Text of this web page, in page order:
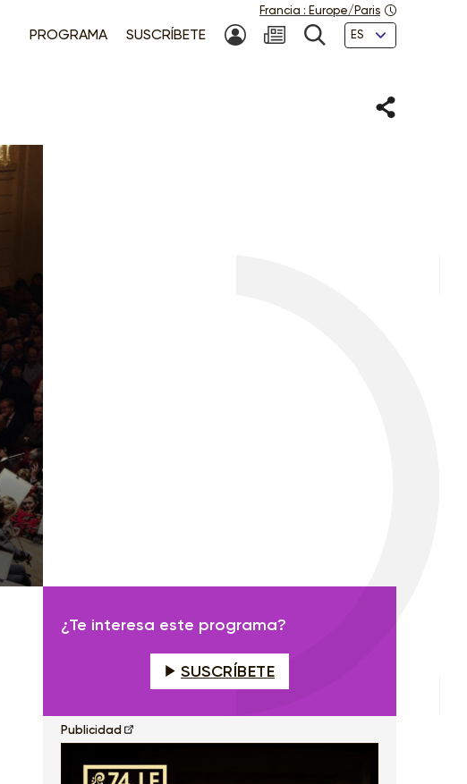
PROGRAMA SUSCRÍBETE MI CUENTANEWSLETTER
BÚSQUEDA
Idiomas
Francia : Europe/Paris
Compartir
¿Te interesa este programa?
SUSCRÍBETE
Publicidad